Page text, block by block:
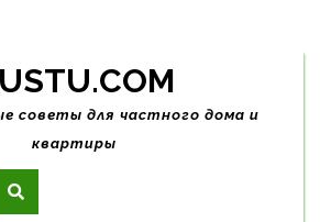
советы для частного дома и
квартиры